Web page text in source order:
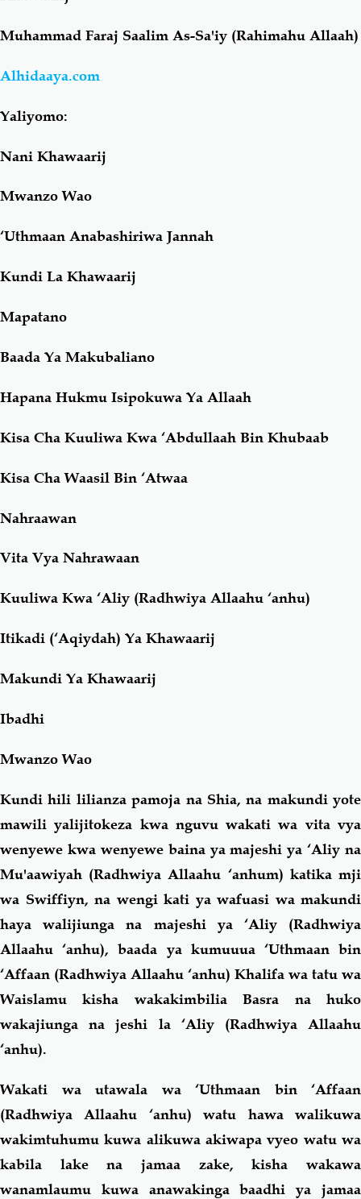
Salaf Wa Ummah Firaq-Makundi
Fiqh-Ibaadah
Akhlaaq-Aadaab
Familia-Jamii Maswali-Majibu
Chemsha Bongo
Mapishi
Muhammad Faraj Saalim As-Sa'iy (Rahimahu Allaah)
Alhidaaya.com
Yaliyomo:
Nani Khawaarij
Mwanzo Wao
‘Uthmaan Anabashiriwa Jannah
Kundi La Khawaarij
Mapatano
Baada Ya Makubaliano
Hapana Hukmu Isipokuwa Ya Allaah
Kisa Cha Kuuliwa Kwa ‘Abdullaah Bin Khubaab
Kisa Cha Waasil Bin ‘Atwaa
Nahraawan
Vita Vya Nahrawaan
Kuuliwa Kwa ‘Aliy (Radhwiya Allaahu ‘anhu)
Itikadi (‘Aqiydah) Ya Khawaarij
Makundi Ya Khawaarij
Ibadhi
Mwanzo Wao
Kundi hili lilianza pamoja na Shia, na makundi yote
mawili yalijitokeza kwa nguvu wakati wa vita vya
wenyewe kwa wenyewe baina ya majeshi ya ‘Aliy na
Mu'aawiyah (Radhwiya Allaahu ‘anhum) katika mji
wa Swiffiyn, na wengi kati ya wafuasi wa makundi
haya walijiunga na majeshi ya ‘Aliy (Radhwiya
Allaahu ‘anhu), baada ya kumuuua ‘Uthmaan bin
‘Affaan (Radhwiya Allaahu ‘anhu) Khalifa wa tatu wa
Waislamu kisha wakakimbilia Basra na huko
wakajiunga na jeshi la ‘Aliy (Radhwiya Allaahu
‘anhu).
Wakati wa utawala wa ‘Uthmaan bin ‘Affaan
(Radhwiya Allaahu ‘anhu) watu hawa walikuwa
wakimtuhumu kuwa alikuwa akiwapa vyeo watu wa
kabila lake na jamaa zake, kisha wakawa
wanamlaumu kuwa anawakinga baadhi ya jamaa